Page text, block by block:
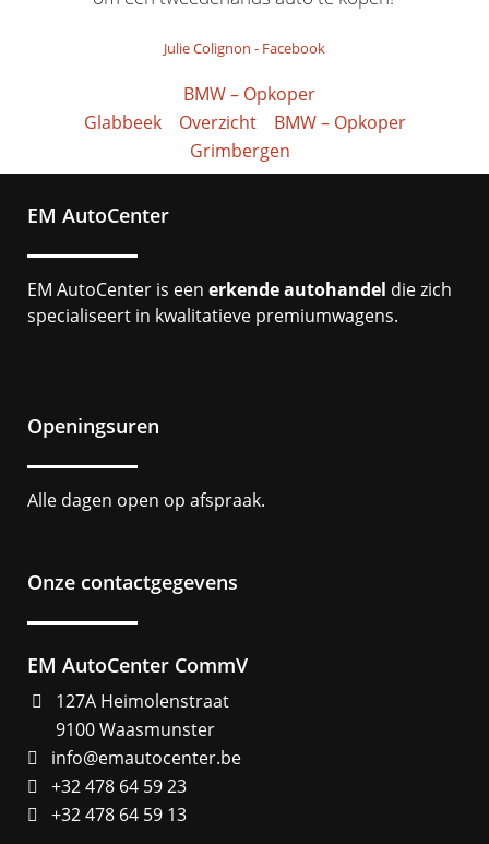
Julie Colignon - Facebook
BMW – Opkoper
Glabbeek
Overzicht
BMW – Opkoper
Grimbergen
EM AutoCenter
EM AutoCenter is een erkende autohandel die zich
specialiseert in kwalitatieve premiumwagens.
Openingsuren
Alle dagen open op afspraak.
Onze contactgegevens
EM AutoCenter CommV
127A Heimolenstraat
9100 Waasmunster
info@emautocenter.be
+32 478 64 59 23
+32 478 64 59 13